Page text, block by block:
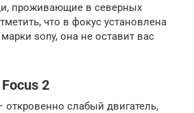
проживающие в северных
что в фокус установлена
sony, она не оставит вас
2
откровенно слабый двигатель,